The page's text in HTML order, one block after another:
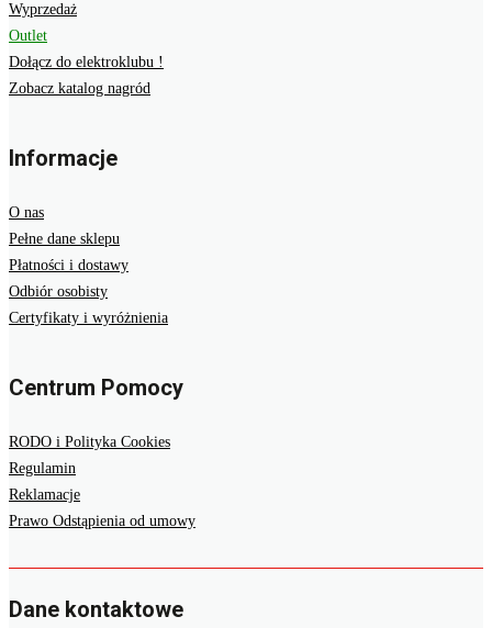
Wyprzedaż
Outlet
Dołącz do elektroklubu !
Zobacz katalog nagród
Informacje
O nas
Pełne dane sklepu
Płatności i dostawy
Odbiór osobisty
Certyfikaty i wyróżnienia
Centrum Pomocy
RODO i Polityka Cookies
Regulamin
Reklamacje
Prawo Odstąpienia od umowy
Dane kontaktowe